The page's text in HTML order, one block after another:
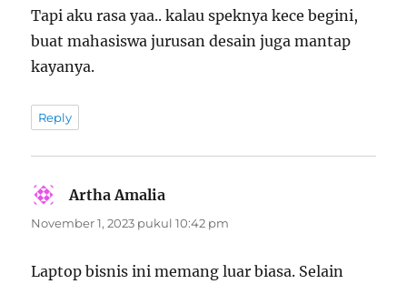
Tapi aku rasa yaa.. kalau speknya kece begini,
buat mahasiswa jurusan desain juga mantap
kayanya.
Reply
Artha Amalia
November 1, 2023 pukul 10:42 pm
Laptop bisnis ini memang luar biasa. Selain